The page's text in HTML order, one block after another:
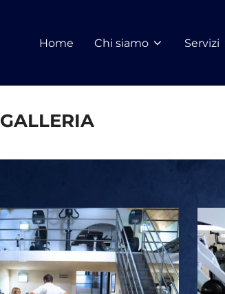
Home Chi siamo Servizi
GALLERIA